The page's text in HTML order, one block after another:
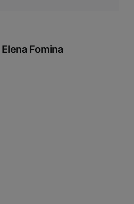
Elena Fomina